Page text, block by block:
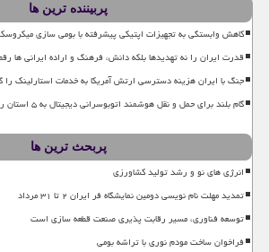
پربیننده ترین ها
کاهش وابستگی به تجهیزات اپتیکی پیشرفته با بومی سازی
قدرت ایران را نه تهدیدها بلکه دانش، فرهنگ و اراده ایرانی ها
جنگ با ایران هزینه دسترسی ارتش آمریکا به خدمات استارلینک را
گام بلند برای حمل و نقل هوشمند اتوبوسرانی دیجیتال به ۵ استان رسید
پربحث ترین ها
انرژی های نو و رشد تولید کشاورزی
تمدید مهلت نام نویسی دومین نمایشگاه فر ایران ۲ تا ۳۱ مرداد
توسعه فناوری، مسیر رقابت پذیری صنعت قطعه سازی است
فراخوان ساخت مودم نوری با تراشه بومی